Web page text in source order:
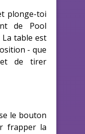
plonge-toi
de Pool
La table est
- que
de tirer
le bouton
frapper la